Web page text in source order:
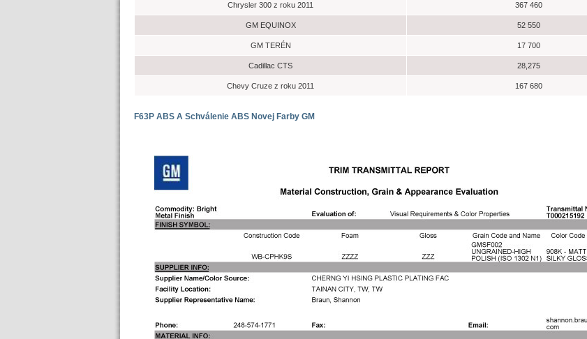
Chrysler 300 z roku 2011 367 460
GM EQUINOX 52 550
GM TERÉN 17 700
Cadillac CTS 28,275
Chevy Cruze z roku 2011 167 680
F63P ABS A Schválenie ABS Novej Farby GM